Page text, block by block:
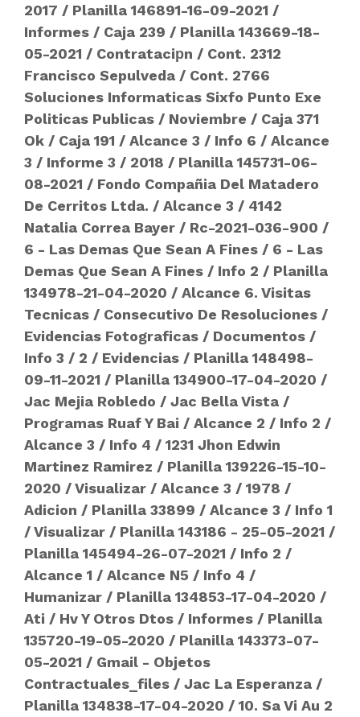
2017 / Planilla 146891-16-09-2021 /
Informes / Caja 239 / Planilla 143669-18-
05-2021 / Contrataciрn / Cont. 2312
Francisco Sepulveda / Cont. 2766
Soluciones Informaticas Sixfo Punto Exe
Politicas Publicas / Noviembre / Caja 371
Ok / Caja 191 / Alcance 3 / Info 6 / Alcance
3 / Informe 3 / 2018 / Planilla 145731-06-
08-2021 / Fondo Compañia Del Matadero
De Cerritos Ltda. / Alcance 3 / 4142
Natalia Correa Bayer / Rc-2021-036-900 /
6 - Las Demas Que Sean A Fines / 6 - Las
Demas Que Sean A Fines / Info 2 / Planilla
134978-21-04-2020 / Alcance 6. Visitas
Tecnicas / Consecutivo De Resoluciones /
Evidencias Fotograficas / Documentos /
Info 3 / 2 / Evidencias / Planilla 148498-
09-11-2021 / Planilla 134900-17-04-2020 /
Jac Mejia Robledo / Jac Bella Vista /
Programas Ruaf Y Bai / Alcance 2 / Info 2 /
Alcance 3 / Info 4 / 1231 Jhon Edwin
Martinez Ramirez / Planilla 139226-15-10-
2020 /Visualizar / Alcance 3 / 1978 /
Adicion / Planilla 33899 / Alcance 3 / Info 1
/Visualizar / Planilla 143186 - 25-05-2021 /
Planilla 145494-26-07-2021 / Info 2 /
Alcance 1 / Alcance N5 / Info 4 /
Humanizar / Planilla 134853-17-04-2020 /
Ati / Hv Y Otros Dtos / Informes / Planilla
135720-19-05-2020 / Planilla 143373-07-
05-2021 / Gmail - Objetos
Contractuales_files / Jac La Esperanza /
Planilla 134838-17-04-2020 / 10. Sa Vi Au 2